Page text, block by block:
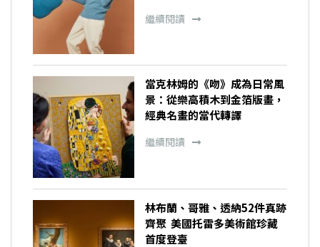
繼續閱讀
當克林姆的《吻》成為日常風
景：從樂高積木到金箔版畫，
經典名畫的當代轉譯
繼續閱讀
林布蘭、哥雅、透納52件真跡
齊聚 美國托雷多美術館珍藏
首度登臺